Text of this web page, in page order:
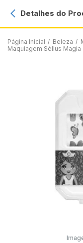
Página Inicial / Beleza /
Maquiagem Séllus
Detalhes do